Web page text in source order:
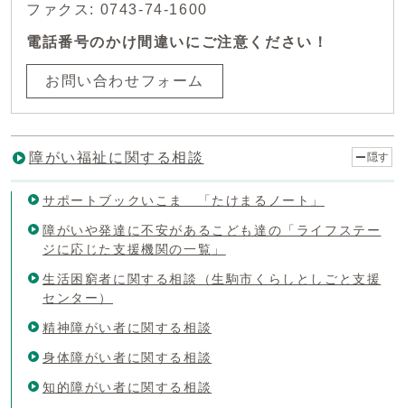
ファクス: 0743-74-1600
電話番号のかけ間違いにご注意ください！
お問い合わせフォーム
障がい福祉に関する相談 隠す
サポートブックいこま 「たけまるノート」
障がいや発達に不安があるこども達の「ライフステー
ジに応じた支援機関の一覧」
生活困窮者に関する相談（生駒市くらしとしごと支援
センター）
精神障がい者に関する相談
身体障がい者に関する相談
知的障がい者に関する相談